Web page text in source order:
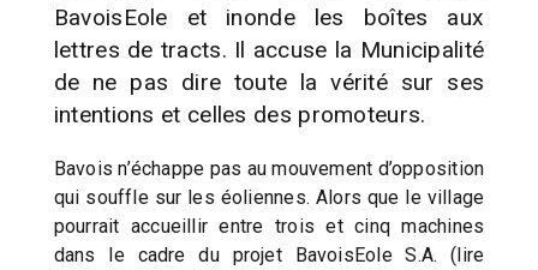
BavoisEole et inonde les boîtes aux
lettres de tracts. Il accuse la Municipalité
de ne pas dire toute la vérité sur ses
intentions et celles des promoteurs.
Bavois n’échappe pas au mouvement d’opposition
qui souffle sur les éoliennes. Alors que le village
pourrait accueillir entre trois et cinq machines
dans le cadre du projet BavoisEole S.A. (lire